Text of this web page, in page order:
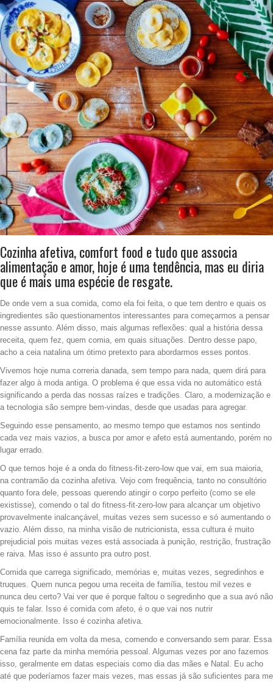
Cozinha afetiva, comfort food e tudo que associa
alimentação e amor, hoje é uma tendência, mas eu diria
que é mais uma espécie de resgate.
De onde vem a sua comida, como ela foi feita, o que tem dentro e quais os
ingredientes são questionamentos interessantes para começarmos a pensar
nesse assunto. Além disso, mais algumas reflexões: qual a história dessa
receita, quem fez, quem comia, em quais situações. Dentro desse papo,
acho a ceia natalina um ótimo pretexto para abordarmos esses pontos.
Vivemos hoje numa correria danada, sem tempo para nada, quem dirá para
fazer algo à moda antiga. O problema é que essa vida no automático está
significando a perda das nossas raízes e tradições. Claro, a modernização e
a tecnologia são sempre bem-vindas, desde que usadas para agregar.
Seguindo esse pensamento, ao mesmo tempo que estamos nos sentindo
cada vez mais vazios, a busca por amor e afeto está aumentando, porém no
lugar errado.
O que temos hoje é a onda do fitness-fit-zero-low que vai, em sua maioria,
na contramão da cozinha afetiva. Vejo com frequência, tanto no consultório
quanto fora dele, pessoas querendo atingir o corpo perfeito (como se ele
existisse), comendo o tal do fitness-fit-zero-low para alcançar um objetivo
provavelmente inalcançável, muitas vezes sem sucesso e só aumentando o
vazio. Além disso, na minha visão de nutricionista, essa cultura é muito
prejudicial pois muitas vezes está associada à punição, restrição, frustração
e raiva. Mas isso é assunto pra outro post.
Comida que carrega significado, memórias e, muitas vezes, segredinhos e
truques. Quem nunca pegou uma receita de família, testou mil vezes e
nunca deu certo? Vai ver que é porque faltou o segredinho que a sua avó não
quis te falar. Isso é comida com afeto, é o que vai nos nutrir
emocionalmente. Isso é cozinha afetiva.
Família reunida em volta da mesa, comendo e conversando sem parar. Essa
cena faz parte da minha memória pessoal. Algumas vezes por ano fazemos
isso, geralmente em datas especiais como dia das mães e Natal. Eu acho
até que poderíamos fazer mais vezes, mas essas já são suficientes para me